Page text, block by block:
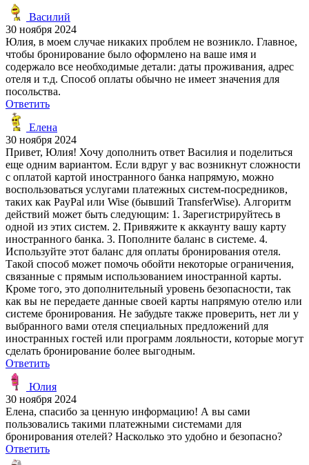
Василий
30 ноября 2024
Юлия, в моем случае никаких проблем не возникло. Главное,
чтобы бронирование было оформлено на ваше имя и
содержало все необходимые детали: даты проживания, адрес
отеля и т.д. Способ оплаты обычно не имеет значения для
посольства.
Ответить
Елена
30 ноября 2024
Привет, Юлия! Хочу дополнить ответ Василия и поделиться
еще одним вариантом. Если вдруг у вас возникнут сложности
с оплатой картой иностранного банка напрямую, можно
воспользоваться услугами платежных систем-посредников,
таких как PayPal или Wise (бывший TransferWise). Алгоритм
действий может быть следующим: 1. Зарегистрируйтесь в
одной из этих систем. 2. Привяжите к аккаунту вашу карту
иностранного банка. 3. Пополните баланс в системе. 4.
Используйте этот баланс для оплаты бронирования отеля.
Такой способ может помочь обойти некоторые ограничения,
связанные с прямым использованием иностранной карты.
Кроме того, это дополнительный уровень безопасности, так
как вы не передаете данные своей карты напрямую отелю или
системе бронирования. Не забудьте также проверить, нет ли у
выбранного вами отеля специальных предложений для
иностранных гостей или программ лояльности, которые могут
сделать бронирование более выгодным.
Ответить
Юлия
30 ноября 2024
Елена, спасибо за ценную информацию! А вы сами
пользовались такими платежными системами для
бронирования отелей? Насколько это удобно и безопасно?
Ответить